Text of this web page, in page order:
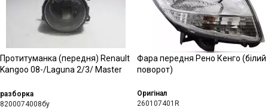
Протитуманка (передня) Renault
Kangoo 08-/Laguna 2/3/ Master
разборка
8200074008бу
Фара передня Рено Кенго (білий
поворот)
Оригінал
260107401R